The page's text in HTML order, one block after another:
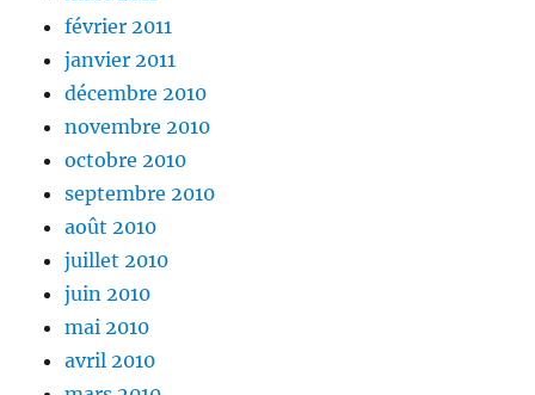
février 2011
janvier 2011
décembre 2010
novembre 2010
octobre 2010
septembre 2010
août 2010
juillet 2010
juin 2010
mai 2010
avril 2010